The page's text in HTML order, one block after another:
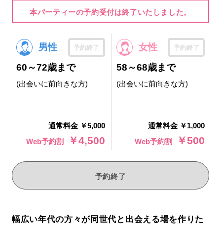
本パーティーの予約受付は終了いたしました。
男性 予約終了
60～72歳まで
(出会いに前向きな方)
通常料金 ￥5,000
Web予約割
￥4,500
女性 予約終了
58～68歳まで
(出会いに前向きな方)
通常料金 ￥1,000
Web予約割
￥500
予約終了
幅広い年代の方々が同世代と出会える場を作りた